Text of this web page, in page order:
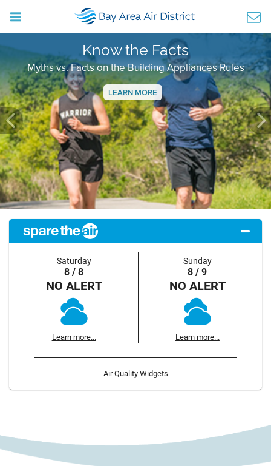
Know the Facts
Myths vs. Facts on the Building Appliances Rules
LEARN MORE
Previous
Saturday
8 / 8
NO ALERT
Learn more...
Sunday
8 / 9
NO ALERT
Learn more...
Air Quality Widgets